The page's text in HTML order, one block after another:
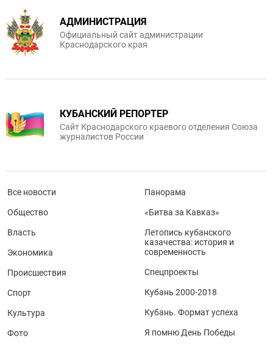
АДМИНИСТРАЦИЯ
Официальный сайт администрации
Краснодарского края
КУБАНСКИЙ РЕПОРТЕР
Сайт Краснодарского краевого отделения Союза
журналистов России
Все новости
Общество
Власть
Экономика
Происшествия
Спорт
Культура
Фото
Панорама
«Битва за Кавказ»
Летопись кубанского
казачества: история и
современность
Спецпроекты
Кубань 2000-2018
Кубань. Формат успеха
Я помню День Победы